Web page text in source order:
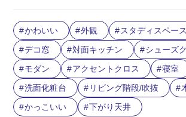
かわいい 外観 スタディスペース
デコ窓
対面キッチン
シューズ
モダン
アクセントクロス
寝室
洗面化粧台
リビング階段/吹抜
かっこいい
下がり天井